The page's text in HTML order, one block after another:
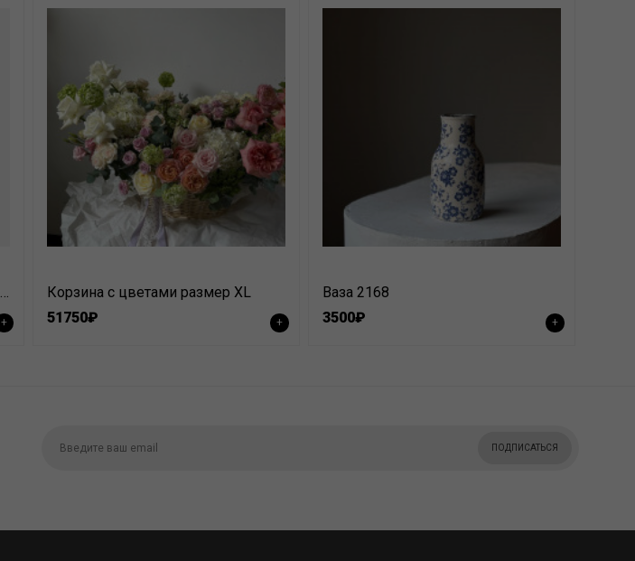
Диффузор ароматический Felicita 100мл
+
Корзина с цветами размер XL
51750₽
+
Ваза 2168
3500₽
+
ПОДПИСАТЬСЯ